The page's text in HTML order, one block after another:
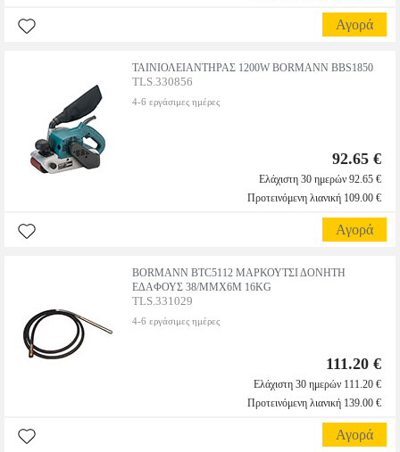
Αγορά
ΤΑΙΝΙΟΛΕΙΑΝΤΗΡΑΣ 1200W BORMANN BBS1850
TLS.330856
4-6 εργάσιμες ημέρες
92.65 €
Ελάχιστη 30 ημερών 92.65 €
Προτεινόμενη λιανική 109.00 €
Αγορά
BORMANN BTC5112 ΜΑΡΚΟΥΤΣΙ ΔΟΝΗΤΗ
ΕΔΑΦΟΥΣ 38/MMX6M 16KG
TLS.331029
4-6 εργάσιμες ημέρες
111.20 €
Ελάχιστη 30 ημερών 111.20 €
Προτεινόμενη λιανική 139.00 €
Αγορά